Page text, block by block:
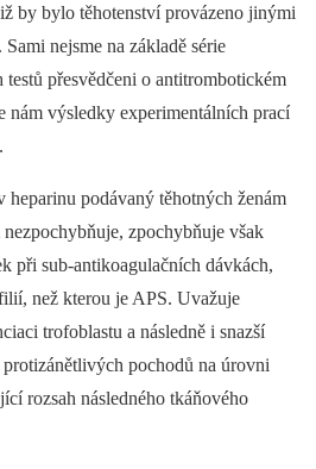
by bylo těhotenství provázeno jinými
nejsme na základě série
přesvědčeni o antitrombotickém
nám výsledky experimentálních prací
podávaný těhotných ženám
zpochybňuje však
při sub-antikoagulačních dávkách,
než kterou je APS. Uvažuje
trofoblastu a následně i snazší
pochodů na úrovni
rozsah následného tkáňového